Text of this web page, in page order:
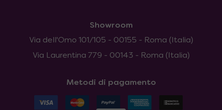
Showroom
Via dell'Omo 101/105 - 00155 - Roma (Italia)
Via Laurentina 779 - 00143 - Roma (Italia)
Metodi di pagamento